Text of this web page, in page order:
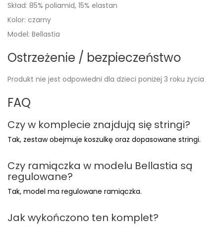
Skład: 85% poliamid, 15% elastan
Kolor: czarny
Model: Bellastia
Ostrzeżenie / bezpieczeństwo
Produkt nie jest odpowiedni dla dzieci poniżej 3 roku życia
FAQ
Czy w komplecie znajdują się stringi?
Tak, zestaw obejmuje koszulkę oraz dopasowane stringi.
Czy ramiączka w modelu Bellastia są
regulowane?
Tak, model ma regulowane ramiączka.
Jak wykończono ten komplet?